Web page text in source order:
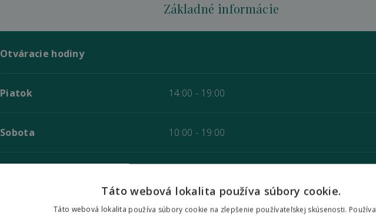
Základné informácie
Otváracie hodiny
Piatok 14:00 - 19:00
Sobota 10:00 - 19:00
Fantázia Liptov Park
Táto webová lokalita používa súbory cookie.
Táto webová lokalita používa súbory cookie na zlepšenie používateľskej skúsenosti.